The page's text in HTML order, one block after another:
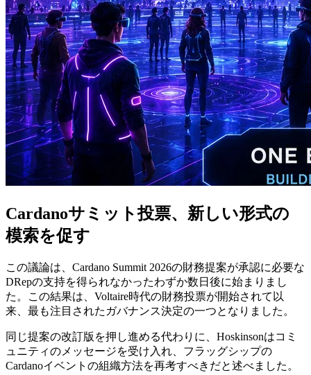
Cardanoサミット投票、新しい形式の
模索を促す
この議論は、Cardano Summit 2026の財務提案が承認に必要な
DRepの支持を得られなかったわずか数日後に始まりまし
た。この結果は、Voltaire時代の財務投票が開始されて以
来、最も注目されたガバナンス決定の一つとなりました。
同じ提案の改訂版を押し進める代わりに、Hoskinsonはコミ
ュニティのメッセージを受け入れ、フラッグシップの
Cardanoイベントの組織方法を再考すべきだと述べました。